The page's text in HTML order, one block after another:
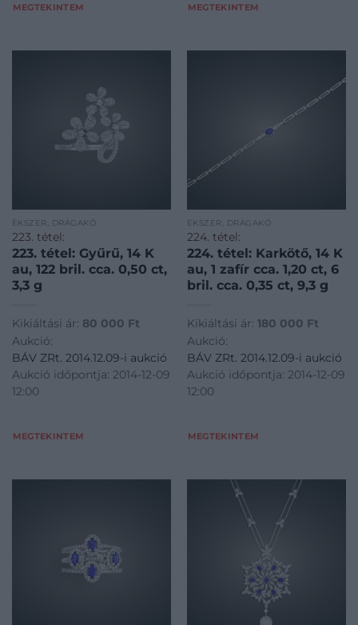
MEGTEKINTEM MEGTEKINTEM
ÉKSZER, DRÁGAKŐ
223. tétel:
223. tétel: Gyűrű, 14 K
au, 122 bril. cca. 0,50 ct,
3,3 g
Kikiáltási ár: 80 000 Ft
Aukció:
BÁV ZRt. 2014.12.09-i aukció
Aukció időpontja: 2014-12-09
12:00
MEGTEKINTEM
ÉKSZER, DRÁGAKŐ
224. tétel:
224. tétel: Karkötő, 14 K
au, 1 zafír cca. 1,20 ct, 6
bril. cca. 0,35 ct, 9,3 g
Kikiáltási ár: 180 000 Ft
Aukció:
BÁV ZRt. 2014.12.09-i aukció
Aukció időpontja: 2014-12-09
12:00
MEGTEKINTEM